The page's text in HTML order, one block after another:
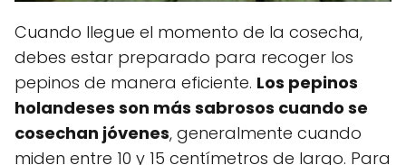
Cuando llegue el momento de la cosecha,
debes estar preparado para recoger los
pepinos de manera eficiente. Los pepinos
holandeses son más sabrosos cuando se
cosechan jóvenes, generalmente cuando
miden entre 10 y 15 centímetros de largo. Para